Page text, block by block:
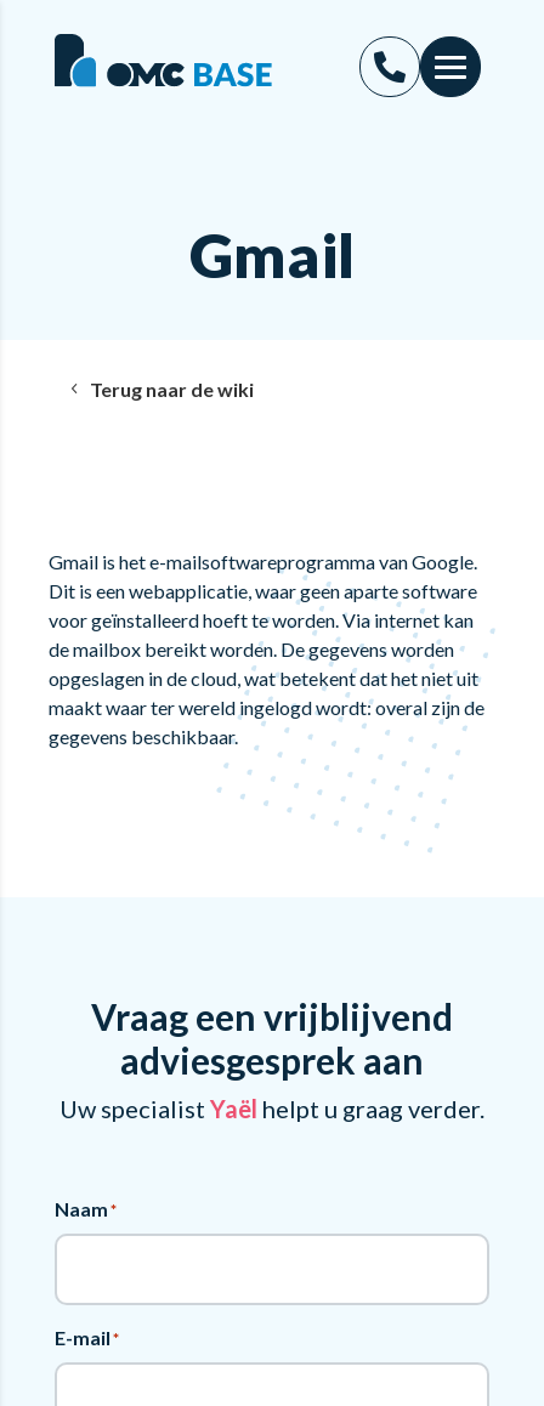
Gmail
Terug naar de wiki
Gmail is het e-mailsoftwareprogramma van Google.
Dit is een webapplicatie, waar geen aparte software
voor geïnstalleerd hoeft te worden. Via internet kan
de mailbox bereikt worden. De gegevens worden
opgeslagen in de cloud, wat betekent dat het niet uit
maakt waar ter wereld ingelogd wordt: overal zijn de
gegevens beschikbaar.
Vraag een vrijblijvend
adviesgesprek aan
Uw specialist Yaël helpt u graag verder.
Naam*
E-mail*